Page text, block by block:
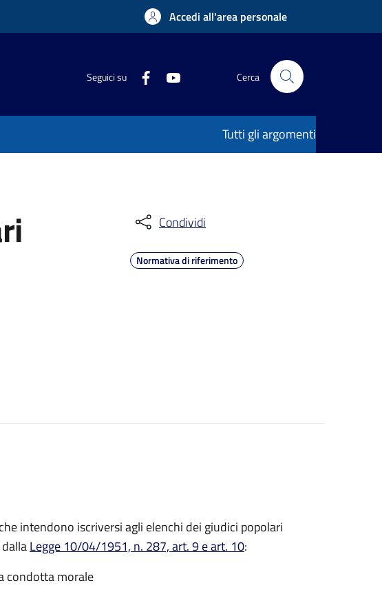
Accedi all'area personale
Seguici su Cerca
Tutti gli argomenti
Condividi
Normativa di riferimento
intendono iscriversi agli elenchi dei giudici popolari
Legge 10/04/1951, n. 287, art. 9 e art. 10:
condotta morale